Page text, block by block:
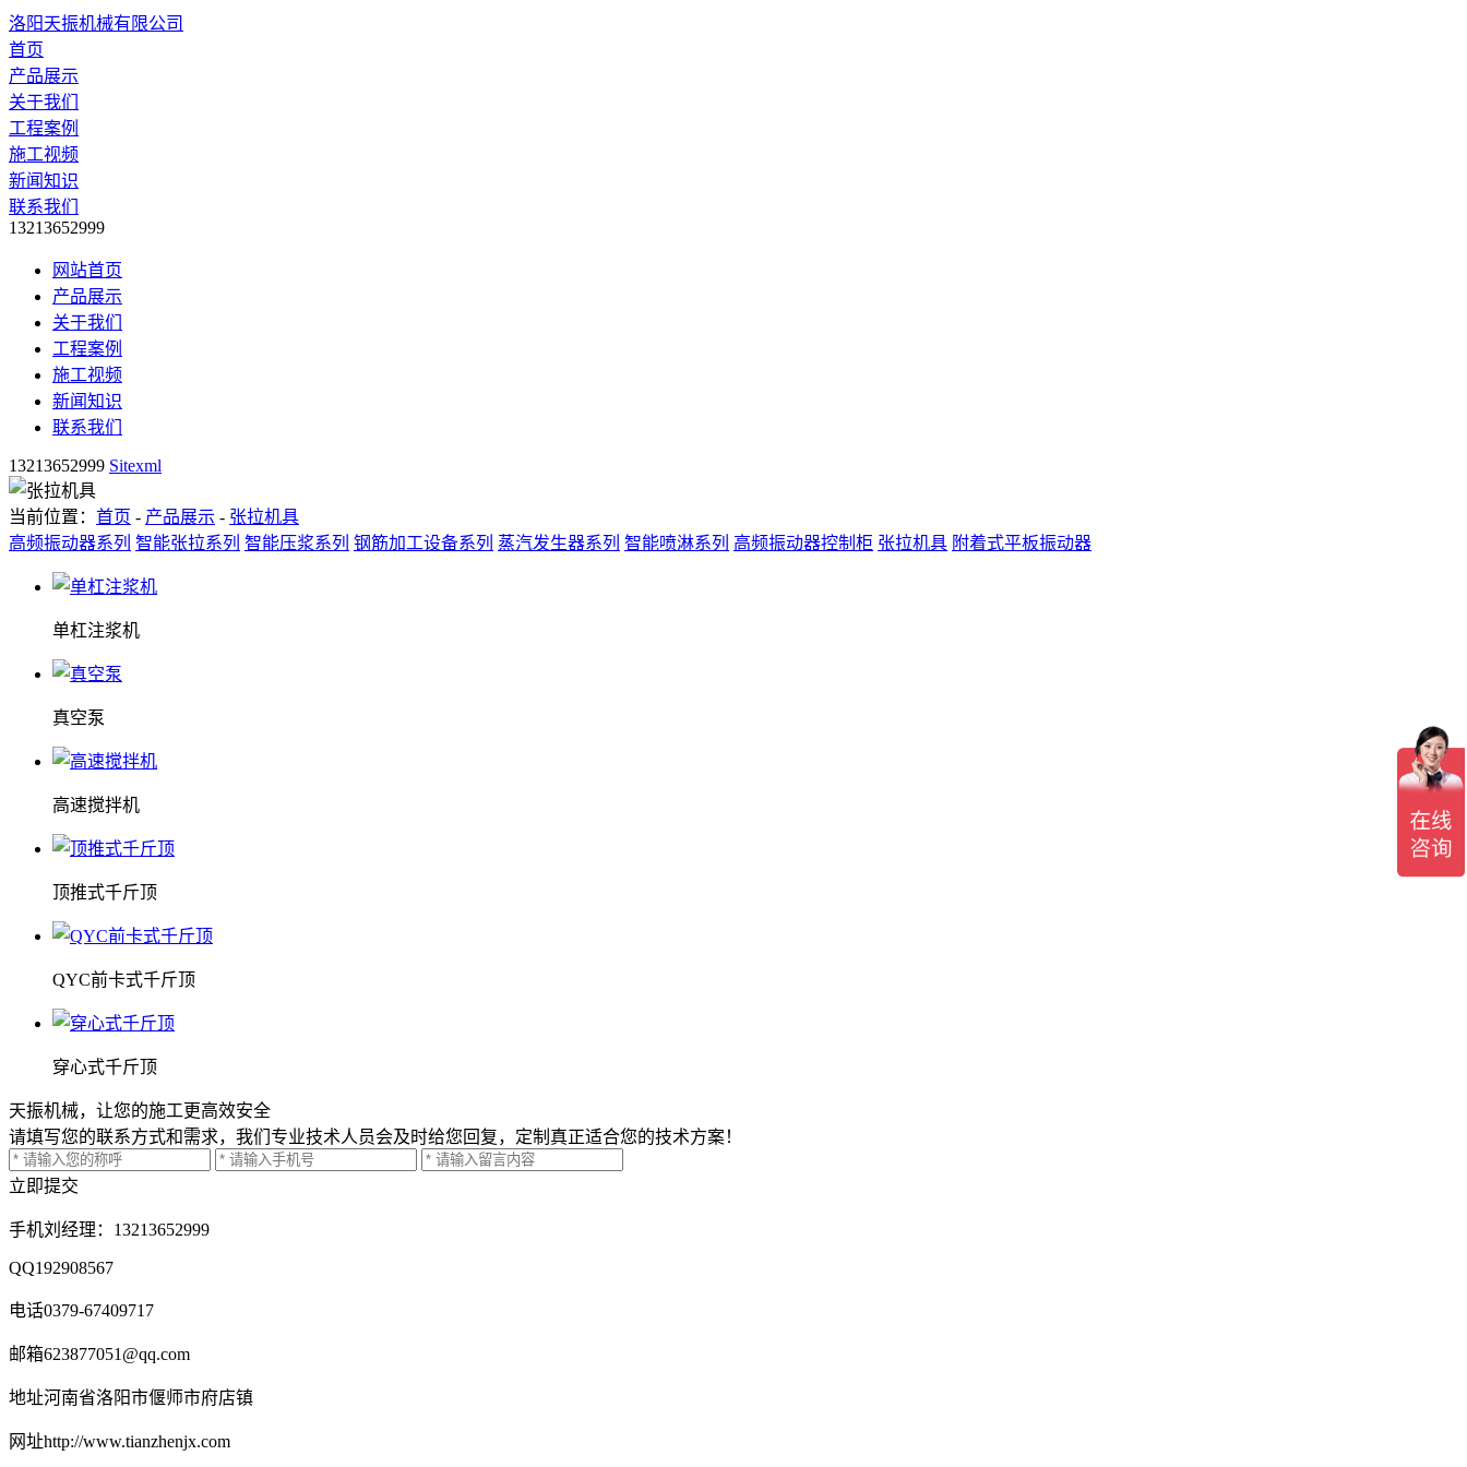
洛阳天振机械有限公司
首页
产品展示
关于我们
工程案例
施工视频
新闻知识
联系我们
13213652999
网站首页
产品展示
关于我们
工程案例
施工视频
新闻知识
联系我们
13213652999 Sitexml
当前位置： 首页 - 产品展示 - 张拉机具
高频振动器系列 智能张拉系列 智能压浆系列 钢筋加工设备系列 蒸汽发生器系列 智能喷淋系列 高频振动器控制柜 张拉机具 附着式平板振动器
单杠注浆机
真空泵
高速搅拌机
顶推式千斤顶
QYC前卡式千斤顶
穿心式千斤顶
天振机械，让您的施工更高效安全
请填写您的联系方式和需求，我们专业技术人员会及时给您回复，定制真正适合您的技术方案！
立即提交
手机刘经理：13213652999
QQ192908567
电话0379-67409717
邮箱623877051@qq.com
地址河南省洛阳市偃师市府店镇
网址http://www.tianzhenjx.com